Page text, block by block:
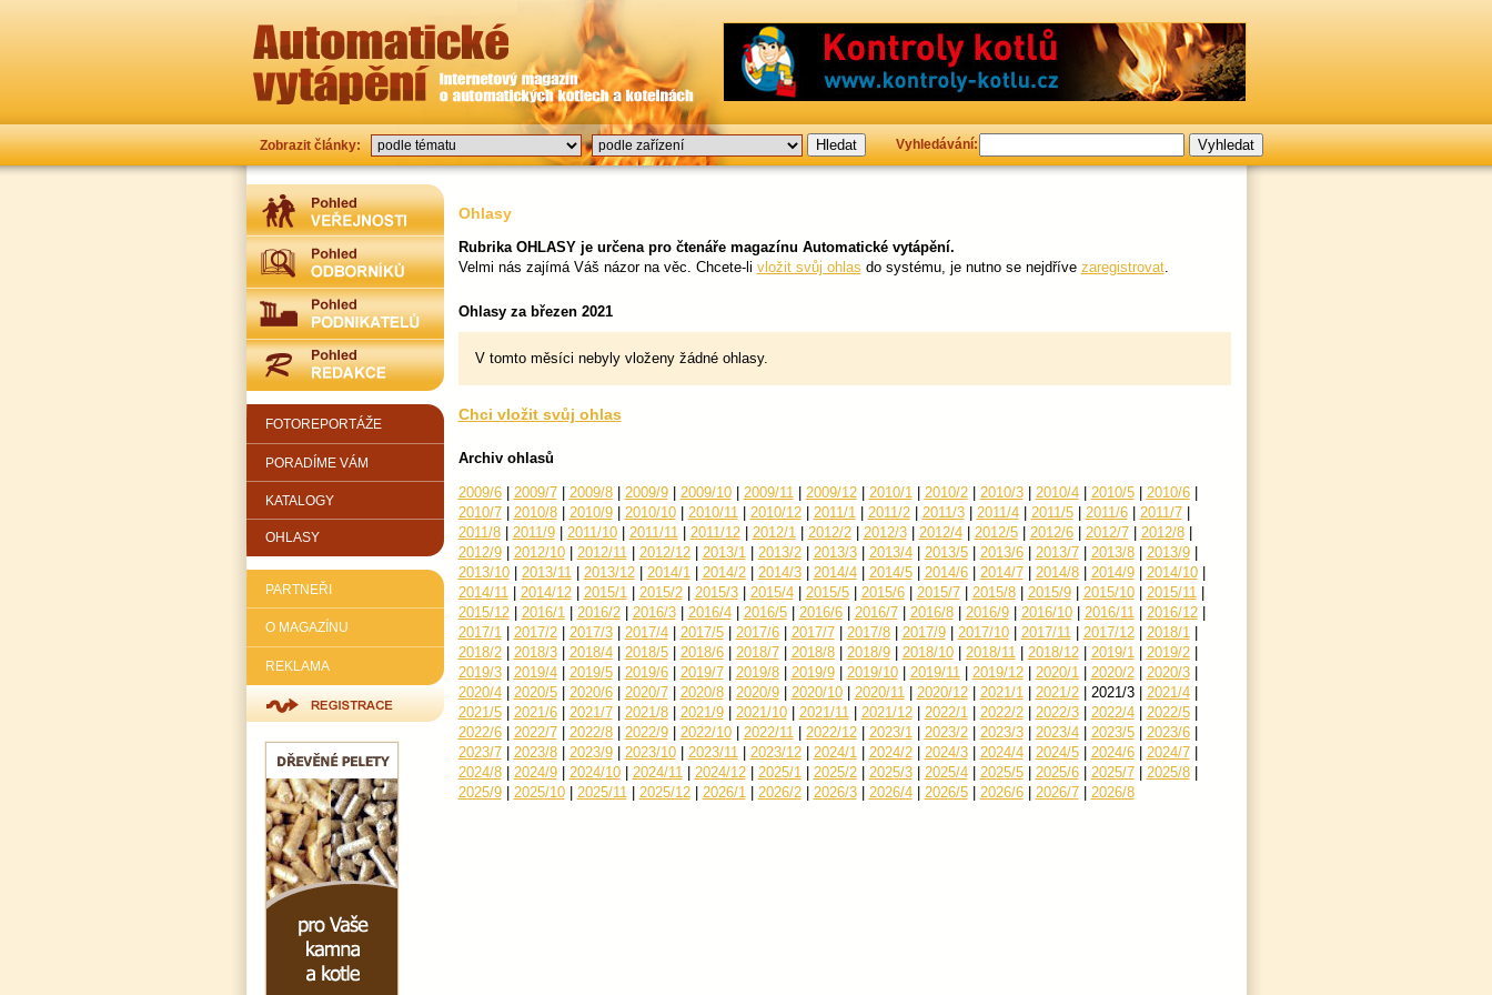
Vyhledávání:
Zobrazit články:
FOTOREPORTÁŽE
PORADÍME VÁM
KATALOGY
OHLASY
PARTNEŘI
O MAGAZÍNU
REKLAMA
Ohlasy
Rubrika OHLASY je určena pro čtenáře magazínu Automatické vytápění.
Velmi nás zajímá Váš názor na věc. Chcete-li vložit svůj ohlas do systému, je nutno se nejdříve zaregistrovat.
Ohlasy za březen 2021
V tomto měsíci nebyly vloženy žádné ohlasy.
Chci vložit svůj ohlas
Archiv ohlasů
2009/6| 2009/7| 2009/8| 2009/9| 2009/10| 2009/11| 2009/12| 2010/1| 2010/2| 2010/3| 2010/4| 2010/5| 2010/6|
2010/7| 2010/8| 2010/9| 2010/10| 2010/11| 2010/12| 2011/1| 2011/2| 2011/3| 2011/4| 2011/5| 2011/6| 2011/7|
2011/8| 2011/9| 2011/10| 2011/11| 2011/12| 2012/1| 2012/2| 2012/3| 2012/4| 2012/5| 2012/6| 2012/7| 2012/8|
2012/9| 2012/10| 2012/11| 2012/12| 2013/1| 2013/2| 2013/3| 2013/4| 2013/5| 2013/6| 2013/7| 2013/8| 2013/9|
2013/10| 2013/11| 2013/12| 2014/1| 2014/2| 2014/3| 2014/4| 2014/5| 2014/6| 2014/7| 2014/8| 2014/9| 2014/10|
2014/11| 2014/12| 2015/1| 2015/2| 2015/3| 2015/4| 2015/5| 2015/6| 2015/7| 2015/8| 2015/9| 2015/10| 2015/11|
2015/12| 2016/1| 2016/2| 2016/3| 2016/4| 2016/5| 2016/6| 2016/7| 2016/8| 2016/9| 2016/10| 2016/11| 2016/12|
2017/1| 2017/2| 2017/3| 2017/4| 2017/5| 2017/6| 2017/7| 2017/8| 2017/9| 2017/10| 2017/11| 2017/12| 2018/1|
2018/2| 2018/3| 2018/4| 2018/5| 2018/6| 2018/7| 2018/8| 2018/9| 2018/10| 2018/11| 2018/12| 2019/1| 2019/2|
2019/3| 2019/4| 2019/5| 2019/6| 2019/7| 2019/8| 2019/9| 2019/10| 2019/11| 2019/12| 2020/1| 2020/2| 2020/3|
2020/4| 2020/5| 2020/6| 2020/7| 2020/8| 2020/9| 2020/10| 2020/11| 2020/12| 2021/1| 2021/2| 2021/3| 2021/4|
2021/5| 2021/6| 2021/7| 2021/8| 2021/9| 2021/10| 2021/11| 2021/12| 2022/1| 2022/2| 2022/3| 2022/4| 2022/5|
2022/6| 2022/7| 2022/8| 2022/9| 2022/10| 2022/11| 2022/12| 2023/1| 2023/2| 2023/3| 2023/4| 2023/5| 2023/6|
2023/7| 2023/8| 2023/9| 2023/10| 2023/11| 2023/12| 2024/1| 2024/2| 2024/3| 2024/4| 2024/5| 2024/6| 2024/7|
2024/8| 2024/9| 2024/10| 2024/11| 2024/12| 2025/1| 2025/2| 2025/3| 2025/4| 2025/5| 2025/6| 2025/7| 2025/8|
2025/9| 2025/10| 2025/11| 2025/12| 2026/1| 2026/2| 2026/3| 2026/4| 2026/5| 2026/6| 2026/7| 2026/8